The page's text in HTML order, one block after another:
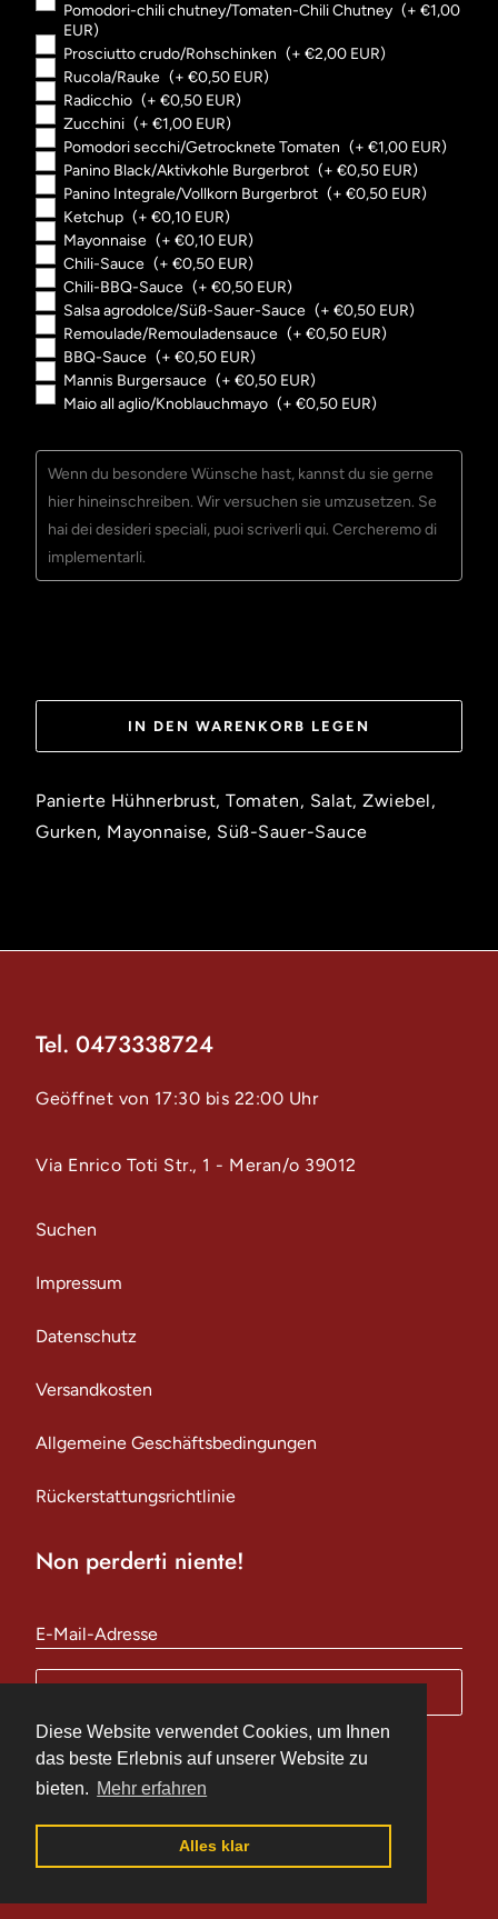
Diese Website verwendet Cookies, um Ihnen
das beste Erlebnis auf unserer Website zu
bieten. Mehr erfahren
Alles klar
Diese Website verwendet Cookies, um Ihnen
das beste Erlebnis auf unserer Website zu
bieten. Mehr erfahren
Alles klar
Pomodori-chili chutney/Tomaten-Chili Chutney (+ €1,00
EUR)
Prosciutto crudo/Rohschinken (+ €2,00 EUR)
Rucola/Rauke (+ €0,50 EUR)
Radicchio (+ €0,50 EUR)
Zucchini (+ €1,00 EUR)
Pomodori secchi/Getrocknete Tomaten (+ €1,00 EUR)
Panino Black/Aktivkohle Burgerbrot (+ €0,50 EUR)
Panino Integrale/Vollkorn Burgerbrot (+ €0,50 EUR)
Ketchup (+ €0,10 EUR)
Mayonnaise (+ €0,10 EUR)
Chili-Sauce (+ €0,50 EUR)
Chili-BBQ-Sauce (+ €0,50 EUR)
Salsa agrodolce/Süß-Sauer-Sauce (+ €0,50 EUR)
Remoulade/Remouladensauce (+ €0,50 EUR)
BBQ-Sauce (+ €0,50 EUR)
Mannis Burgersauce (+ €0,50 EUR)
Maio all aglio/Knoblauchmayo (+ €0,50 EUR)
IN DEN WARENKORB LEGEN
Panierte Hühnerbrust, Tomaten, Salat, Zwiebel,
Gurken, Mayonnaise, Süß-Sauer-Sauce
Tel. 0473338724
Geöffnet von 17:30 bis 22:00 Uhr
Via Enrico Toti Str., 1 - Meran/o 39012
Suchen
Impressum
Datenschutz
Versandkosten
Allgemeine Geschäftsbedingungen
Rückerstattungsrichtlinie
Non perderti niente!
E-Mail-Adresse
Sprache
Deutsch
Facebook